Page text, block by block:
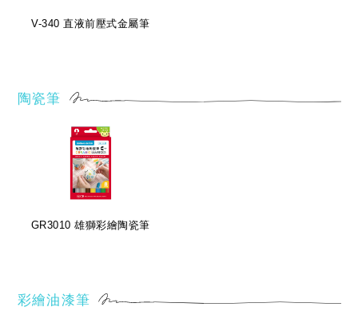
V-340 直液前壓式金屬筆
陶瓷筆
GR3010 雄獅彩繪陶瓷筆
彩繪油漆筆